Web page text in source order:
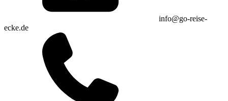
info@go-reise-
ecke.de